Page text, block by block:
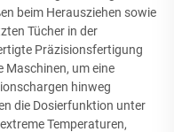
beim Herausziehen sowie
Tücher in der
Präzisionsfertigung
Maschinen, um eine
hinweg
die Dosierfunktion unter
Temperaturen,